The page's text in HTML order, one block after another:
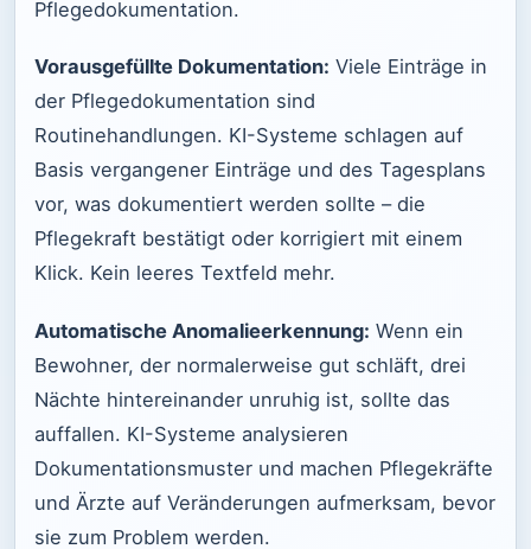
Pflegedokumentation.
Vorausgefüllte Dokumentation: Viele Einträge in
der Pflegedokumentation sind
Routinehandlungen. KI-Systeme schlagen auf
Basis vergangener Einträge und des Tagesplans
vor, was dokumentiert werden sollte – die
Pflegekraft bestätigt oder korrigiert mit einem
Klick. Kein leeres Textfeld mehr.
Automatische Anomalieerkennung: Wenn ein
Bewohner, der normalerweise gut schläft, drei
Nächte hintereinander unruhig ist, sollte das
auffallen. KI-Systeme analysieren
Dokumentationsmuster und machen Pflegekräfte
und Ärzte auf Veränderungen aufmerksam, bevor
sie zum Problem werden.